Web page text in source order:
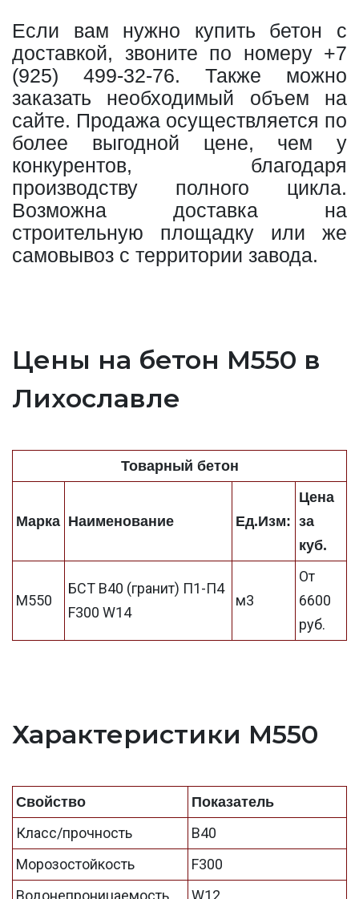
Если вам нужно купить бетон с
доставкой, звоните по номеру +7
(925) 499-32-76. Также можно
заказать необходимый объем на
сайте. Продажа осуществляется по
более выгодной цене, чем у
конкурентов, благодаря
производству полного цикла.
Возможна доставка на
строительную площадку или же
самовывоз с территории завода.
Цены на бетон М550 в
Лихославле
Товарный бетон
Марка Наименование Ед.Изм:
Цена
за
куб.
М550
БСТ В40 (гранит) П1-П4
F300 W14
м3
От
6600
руб.
Характеристики М550
Свойство Показатель
Класс/прочность
B40
Морозостойкость
F300
Водонепроницаемость
W12